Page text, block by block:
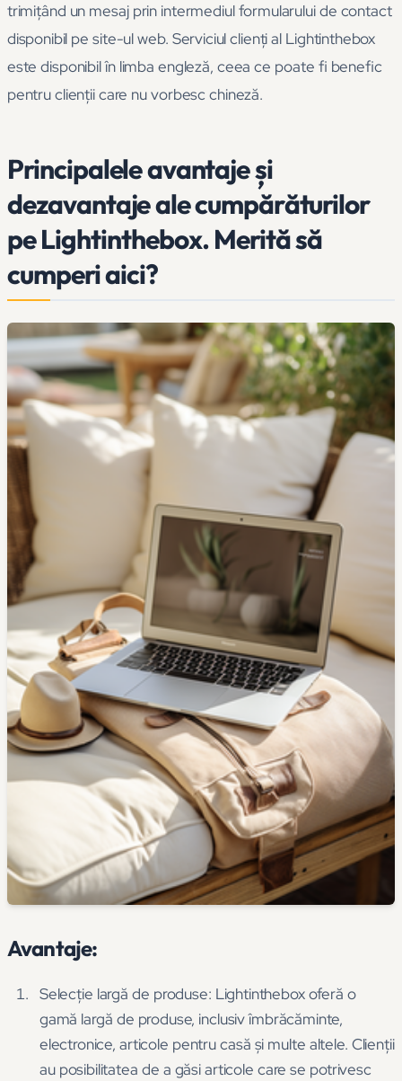
trimițând un mesaj prin intermediul formularului de contact
disponibil pe site-ul web. Serviciul clienți al Lightinthebox
este disponibil în limba engleză, ceea ce poate fi benefic
pentru clienții care nu vorbesc chineză.
Principalele avantaje și
dezavantaje ale cumpărăturilor
pe Lightinthebox. Merită să
cumperi aici?
Avantaje:
Selecție largă de produse: Lightinthebox oferă o
gamă largă de produse, inclusiv îmbrăcăminte,
electronice, articole pentru casă și multe altele. Clienții
au posibilitatea de a găsi articole care se potrivesc